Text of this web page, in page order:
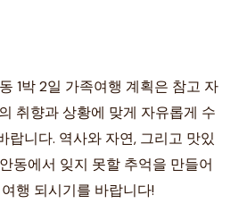
1박 2일 가족여행 계획은 참고 자
취향과 상황에 맞게 자유롭게 수
랍니다. 역사와 자연, 그리고 맛있
동에서 잊지 못할 추억을 만들어
행 되시기를 바랍니다!